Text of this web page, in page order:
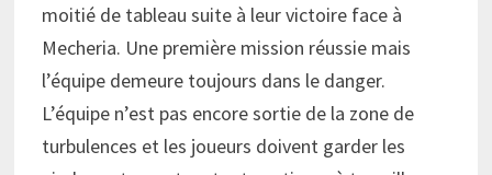
moitié de tableau suite à leur victoire face à
Mecheria. Une première mission réussie mais
l’équipe demeure toujours dans le danger.
L’équipe n’est pas encore sortie de la zone de
turbulences et les joueurs doivent garder les